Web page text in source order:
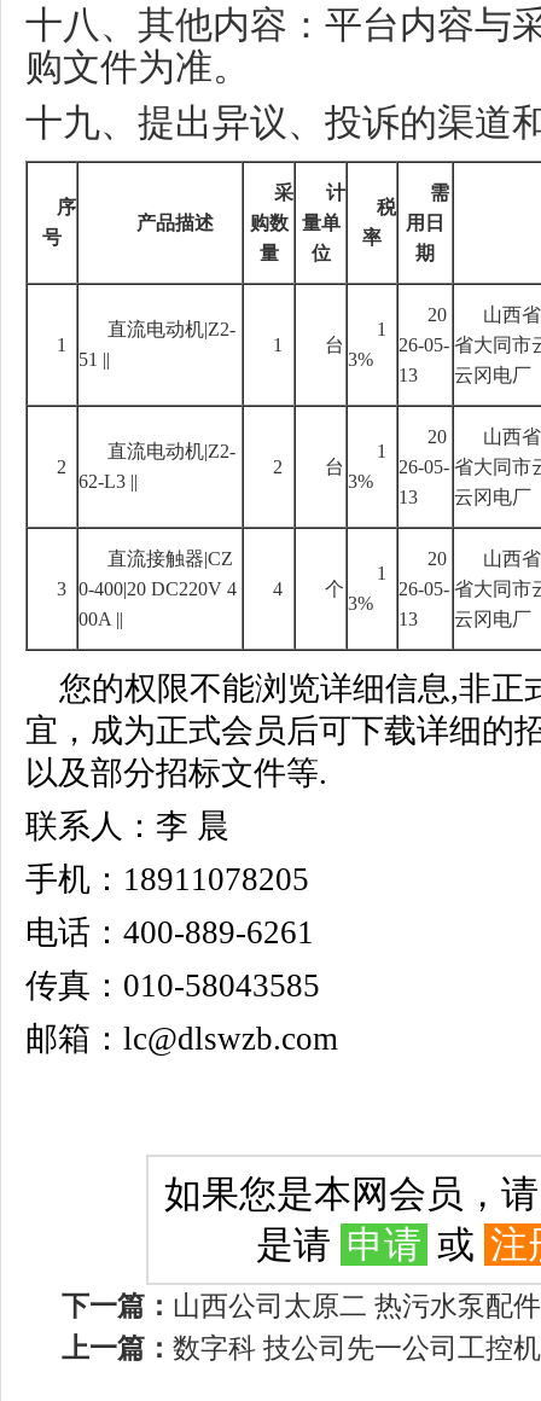
十八、其他内容：平台内容与
购文件为准。
十九、提出异议、投诉的渠道
序
号
产品描述
采
购数
量
计
量单
位
税
率
需
用日
期
1
直流电动机|Z2-
51 ||
1 台
1
3%
20
26-05-
13
山西省
省大同市
云冈电厂
2
直流电动机|Z2-
62-L3 ||
2 台
1
3%
20
26-05-
13
山西省
省大同市
云冈电厂
3
直流接触器|CZ
0-400|20 DC220V 4
00A ||
4 个
1
3%
20
26-05-
13
山西省
省大同市
云冈电厂
您的权限不能浏览详细信息,非正
宜，成为正式会员后可下载详细的
以及部分招标文件等.
联系人：李 晨
手机：18911078205
电话：400-889-6261
传真：010-58043585
邮箱：lc@dlswzb.com
如果您是本网会员，
是请 申请 或 注
下一篇： 山西公司太原二 热污水泵配
上一篇： 数字科 技公司先一公司工控